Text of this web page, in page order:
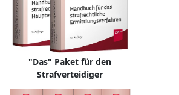
"Das" Paket für den
Strafverteidiger